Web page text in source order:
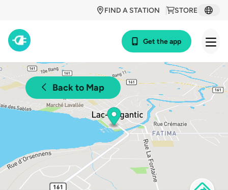
STORE
FIND A STATION
Get the app
Back to Map